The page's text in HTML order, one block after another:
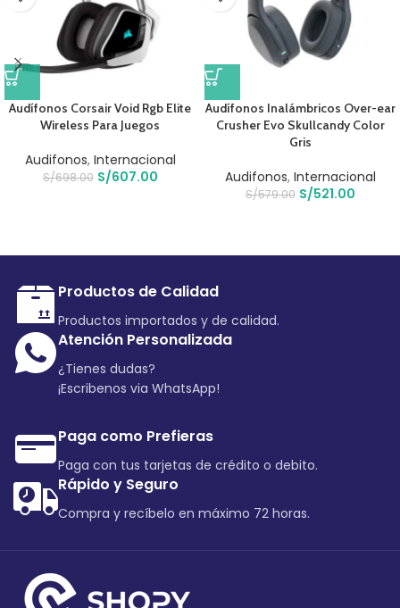
Audífonos Corsair Void Rgb Elite
Wireless Para Juegos
Audifonos, Internacional
S/698.00 S/607.00
Audífonos Inalámbricos Over-ear
Crusher Evo Skullcandy Color
Gris
Audifonos, Internacional
S/579.00 S/521.00
Productos de Calidad
Productos importados y de calidad.
Atención Personalizada
¿Tienes dudas?
¡Escribenos via WhatsApp!
Paga como Prefieras
Paga con tus tarjetas de crédito o debito.
Rápido y Seguro
Compra y recíbelo en máximo 72 horas.